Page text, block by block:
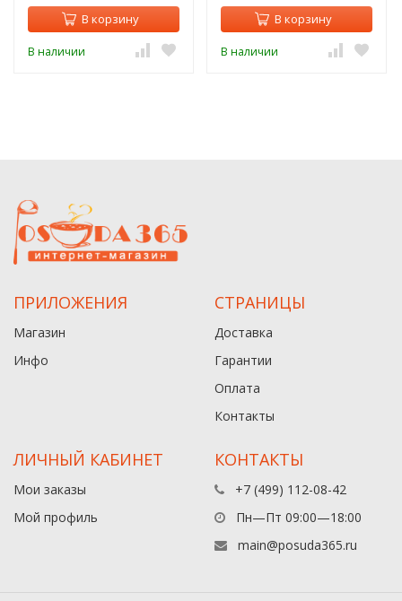
В корзину
В наличии
В корзину
В наличии
ПРИЛОЖЕНИЯ
Магазин
Инфо
СТРАНИЦЫ
Доставка
Гарантии
Оплата
Контакты
ЛИЧНЫЙ КАБИНЕТ
Мои заказы
Мой профиль
КОНТАКТЫ
+7 (499) 112-08-42
Пн—Пт 09:00—18:00
main@posuda365.ru